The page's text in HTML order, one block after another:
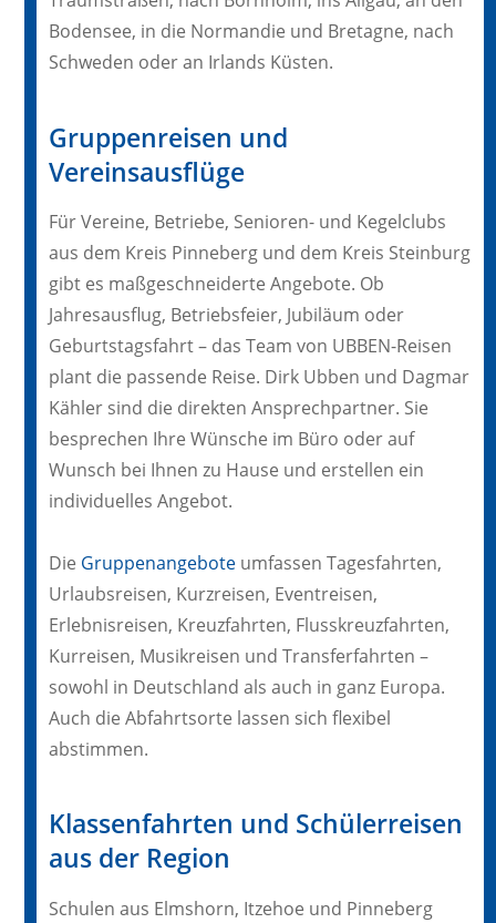
Bodensee, in die Normandie und Bretagne, nach
Schweden oder an Irlands Küsten.
Gruppenreisen und
Vereinsausflüge
Für Vereine, Betriebe, Senioren- und Kegelclubs
aus dem Kreis Pinneberg und dem Kreis Steinburg
gibt es maßgeschneiderte Angebote. Ob
Jahresausflug, Betriebsfeier, Jubiläum oder
Geburtstagsfahrt – das Team von UBBEN-Reisen
plant die passende Reise. Dirk Ubben und Dagmar
Kähler sind die direkten Ansprechpartner. Sie
besprechen Ihre Wünsche im Büro oder auf
Wunsch bei Ihnen zu Hause und erstellen ein
individuelles Angebot.
Die Gruppenangebote umfassen Tagesfahrten,
Urlaubsreisen, Kurzreisen, Eventreisen,
Erlebnisreisen, Kreuzfahrten, Flusskreuzfahrten,
Kurreisen, Musikreisen und Transferfahrten –
sowohl in Deutschland als auch in ganz Europa.
Auch die Abfahrtsorte lassen sich flexibel
abstimmen.
Klassenfahrten und Schülerreisen
aus der Region
Schulen aus Elmshorn, Itzehoe und Pinneberg